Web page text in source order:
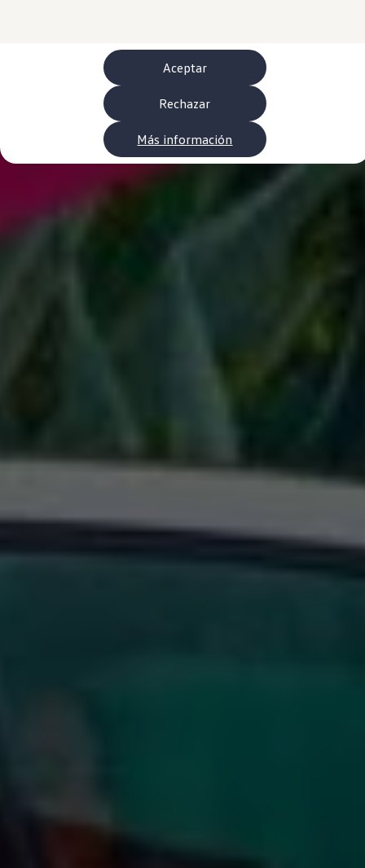
Aceptar
Rechazar
Más información
Neumáticos
Modelos antiguos
Servicio para vehículos eléctricos
myVolkswagen
Ayuda con aplicaciones y servicios digitales
Navigation Map Update
Extras digitales
Actualizaciones del software, los mapas y las
Buscar servicios para tu modelo
Conectar el móvil con el vehículo
Plan Auto+ en Canarias
Club Fidelización
Sala de Prensa